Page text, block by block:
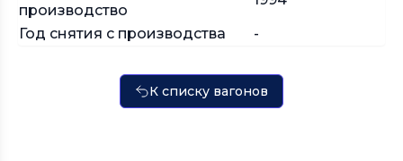
производство
Год снятия с производства
-
К списку вагонов